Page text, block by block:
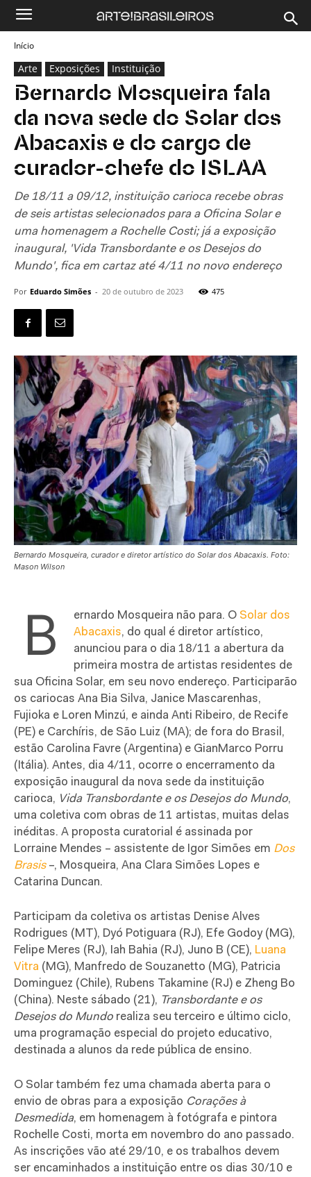
Início
Arte Exposições Instituição
Bernardo Mosqueira fala
da nova sede do Solar dos
Abacaxis e do cargo de
curador-chefe do ISLAA
De 18/11 a 09/12, instituição carioca recebe obras
de seis artistas selecionados para a Oficina Solar e
uma homenagem a Rochelle Costi; já a exposição
inaugural, 'Vida Transbordante e os Desejos do
Mundo', fica em cartaz até 4/11 no novo endereço
Por Eduardo Simões - 20 de outubro de 2023 475
Bernardo Mosqueira, curador e diretor artístico do Solar dos Abacaxis. Foto:
Mason Wilson
B ernardo Mosqueira não para. O Solar dos
Abacaxis, do qual é diretor artístico,
anunciou para o dia 18/11 a abertura da
primeira mostra de artistas residentes de
sua Oficina Solar, em seu novo endereço. Participarão
os cariocas Ana Bia Silva, Janice Mascarenhas,
Fujioka e Loren Minzú, e ainda Anti Ribeiro, de Recife
(PE) e Carchíris, de São Luiz (MA); de fora do Brasil,
estão Carolina Favre (Argentina) e GianMarco Porru
(Itália). Antes, dia 4/11, ocorre o encerramento da
exposição inaugural da nova sede da instituição
carioca, Vida Transbordante e os Desejos do Mundo,
uma coletiva com obras de 11 artistas, muitas delas
inéditas. A proposta curatorial é assinada por
Lorraine Mendes – assistente de Igor Simões em Dos
Brasis–, Mosqueira, Ana Clara Simões Lopes e
Catarina Duncan.
Participam da coletiva os artistas Denise Alves
Rodrigues (MT), Dyó Potiguara (RJ), Efe Godoy (MG),
Felipe Meres (RJ), Iah Bahia (RJ), Juno B (CE), Luana
Vitra (MG), Manfredo de Souzanetto (MG), Patricia
Dominguez (Chile), Rubens Takamine (RJ) e Zheng Bo
(China). Neste sábado (21), Transbordante e os
Desejos do Mundo realiza seu terceiro e último ciclo,
uma programação especial do projeto educativo,
destinada a alunos da rede pública de ensino.
O Solar também fez uma chamada aberta para o
envio de obras para a exposição Corações à
Desmedida, em homenagem à fotógrafa e pintora
Rochelle Costi, morta em novembro do ano passado.
As inscrições vão até 29/10, e os trabalhos devem
ser encaminhados a instituição entre os dias 30/10 e